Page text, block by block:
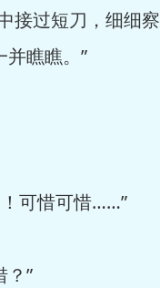
接过短刀，细细察
瞧瞧。”
可惜可惜……”
”